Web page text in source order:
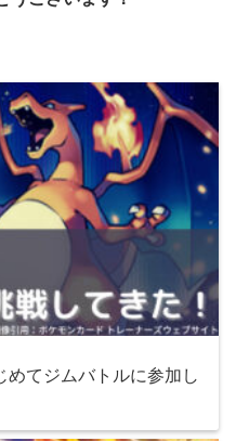
めてジムバトルに参加し